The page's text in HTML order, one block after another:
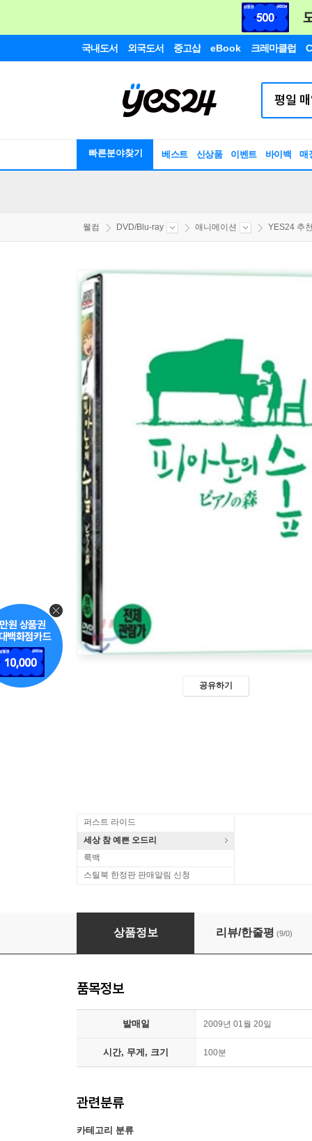
국내도서 외국도서 중고샵 eBook 크레마클럽
빠른분야찾기 베스트 신상품 이벤트 바이백 매
웰컴 DVD/Blu-ray 애니메이션 YES24 추
공유하기
퍼스트 라이드
세상 참 예쁜 오드리
룩백
스틸북 한정판 판매알림 신청
피아노의 숲
상품정보 리뷰/한줄평 (9/0)
품목정보
발매일 2009년 01월 20일
시간, 무게, 크기 100분
관련분류
카테고리 분류